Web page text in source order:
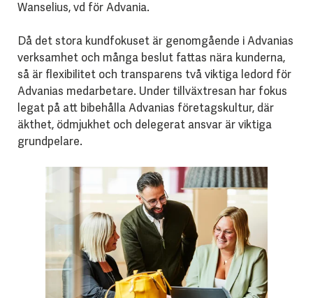
Wanselius, vd för Advania.
Då det stora kundfokuset är genomgående i Advanias
verksamhet och många beslut fattas nära kunderna,
så är flexibilitet och transparens två viktiga ledord för
Advanias medarbetare. Under tillväxtresan har fokus
legat på att bibehålla Advanias företagskultur, där
äkthet, ödmjukhet och delegerat ansvar är viktiga
grundpelare.